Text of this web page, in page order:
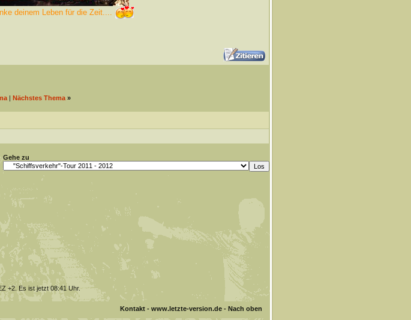
deinem Leben für die Zeit....
| Nächstes Thema »
Gehe zu
+2. Es ist jetzt08:41Uhr.
Kontakt- www.letzte-version.de- Nach oben